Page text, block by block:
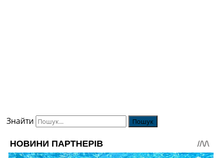
Знайти